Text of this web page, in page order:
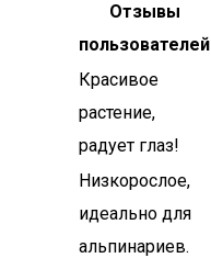
Отзывы
пользователей
Красивое
растение,
радует глаз!
Низкорослое,
идеально для
альпинариев.